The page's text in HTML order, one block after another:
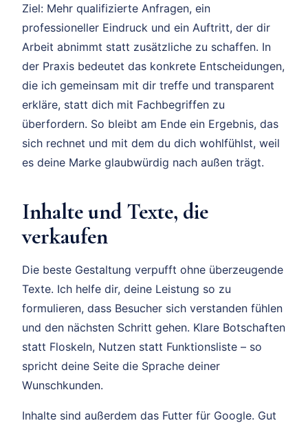
Ziel: Mehr qualifizierte Anfragen, ein
professioneller Eindruck und ein Auftritt, der dir
Arbeit abnimmt statt zusätzliche zu schaffen. In
der Praxis bedeutet das konkrete Entscheidungen,
die ich gemeinsam mit dir treffe und transparent
erkläre, statt dich mit Fachbegriffen zu
überfordern. So bleibt am Ende ein Ergebnis, das
sich rechnet und mit dem du dich wohlfühlst, weil
es deine Marke glaubwürdig nach außen trägt.
Inhalte und Texte, die
verkaufen
Die beste Gestaltung verpufft ohne überzeugende
Texte. Ich helfe dir, deine Leistung so zu
formulieren, dass Besucher sich verstanden fühlen
und den nächsten Schritt gehen. Klare Botschaften
statt Floskeln, Nutzen statt Funktionsliste – so
spricht deine Seite die Sprache deiner
Wunschkunden.
Inhalte sind außerdem das Futter für Google. Gut